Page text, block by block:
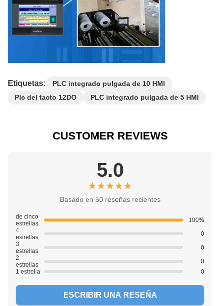
Etiquetas:
PLC integrado pulgada de 10 HMI
Plc del tacto 12DO
PLC integrado pulgada de 5 HMI
CUSTOMER REVIEWS
5.0
★★★★★
★★★★★
Basado en 50 reseñas recientes
de cinco
estrellas
100%
4
estrellas
0
3
estrellas
0
2
estrellas
0
1 estrella
0
ESCRIBIR UNA RESEÑA